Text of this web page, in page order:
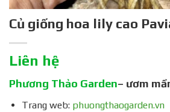
Củ giống hoa lily cao
Liên hệ
Phương Thảo Garden– ươm
Trang web: phuongthaogarden.vn